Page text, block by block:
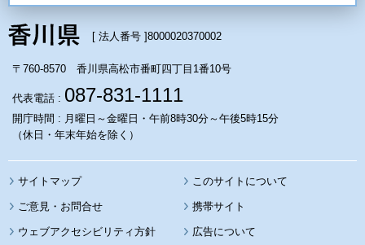
[ 法人番号 ]8000020370002
〒760-8570 香川県高松市番町四丁目1番10号
代表電話 : 087-831-1111
開庁時間 : 月曜日～金曜日・午前8時30分～午後5時15分
（休日・年末年始を除く）
サイトマップ このサイトについて
携帯サイト
ウェブアクセシビリティ方針 広告について